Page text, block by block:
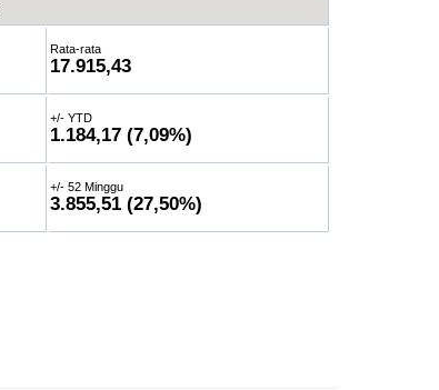
Rata-rata
17.915,43
+/- YTD
1.184,17 (7,09%)
+/- 52 Minggu
3.855,51 (27,50%)